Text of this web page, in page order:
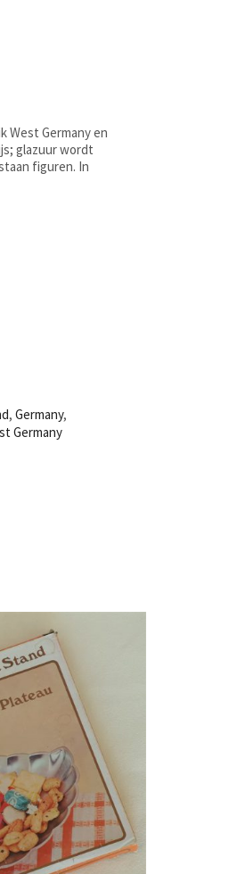
West Germany en
glazuur wordt
figuren. In
,Germany,
Germany